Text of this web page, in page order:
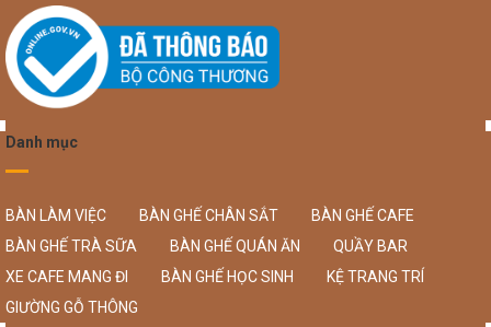
Danh mục
BÀN LÀM VIỆC BÀN GHẾ CHÂN SẮT
BÀN GHẾ CAFE
BÀN GHẾ TRÀ SỮA
BÀN GHẾ QUÁN ĂN
QUẦY BAR
XE CAFE MANG ĐI
BÀN GHẾ HỌC SINH
KỆ TRANG TRÍ
GIƯỜNG GỖ THÔNG